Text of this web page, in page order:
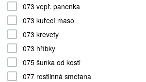
073 vepř. panenka
073 kuřecí maso
073 krevety
073 hříbky
075 šunka od kosti
077 rostlinná smetana